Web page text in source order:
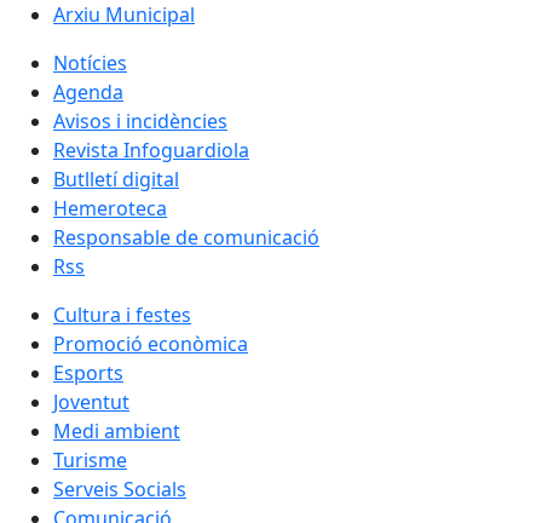
Arxiu Municipal
Notícies
Agenda
Avisos i incidències
Revista Infoguardiola
Butlletí digital
Hemeroteca
Responsable de comunicació
Rss
Cultura i festes
Promoció econòmica
Esports
Joventut
Medi ambient
Turisme
Serveis Socials